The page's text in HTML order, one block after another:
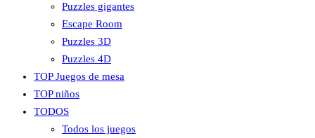
Puzzles gigantes
Escape Room
Puzzles 3D
Puzzles 4D
TOP Juegos de mesa
TOP niños
TODOS
Todos los juegos